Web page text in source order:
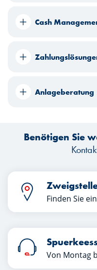
Cash
Anlageberatung
Benötigen Sie
Finden Sie
Von Montag